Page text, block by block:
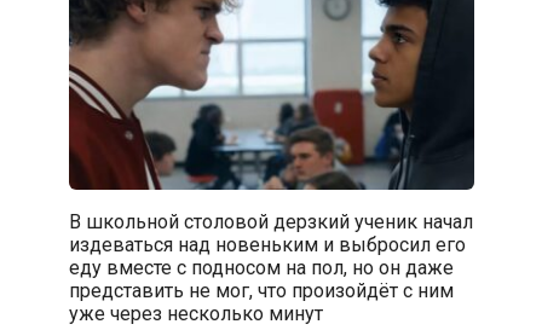
В школьной столовой дерзкий ученик начал
издеваться над новеньким и выбросил его
еду вместе с подносом на пол, но он даже
представить не мог, что произойдёт с ним
уже через несколько минут